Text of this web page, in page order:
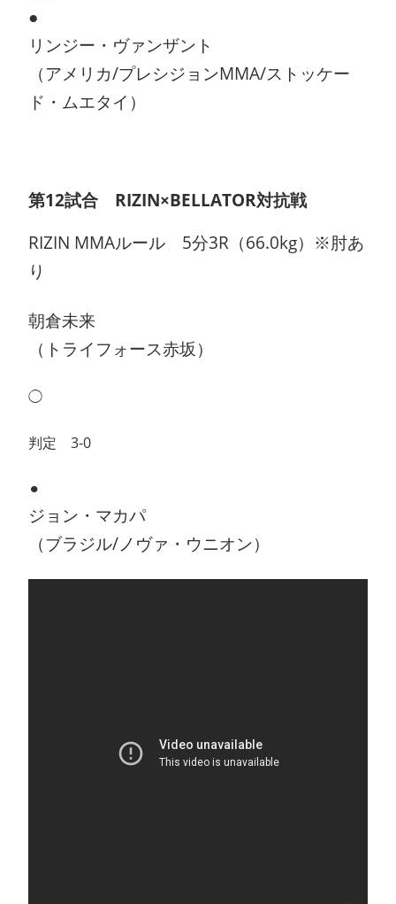
●
リンジー・ヴァンザント
（アメリカ/プレシジョンMMA/ストッケー
ド・ムエタイ）
第12試合 RIZIN×BELLATOR対抗戦
RIZIN MMAルール 5分3R（66.0kg）※肘あ
り
朝倉未来
（トライフォース赤坂）
◯
判定 3-0
⚫︎
ジョン・マカパ
（ブラジル/ノヴァ・ウニオン）